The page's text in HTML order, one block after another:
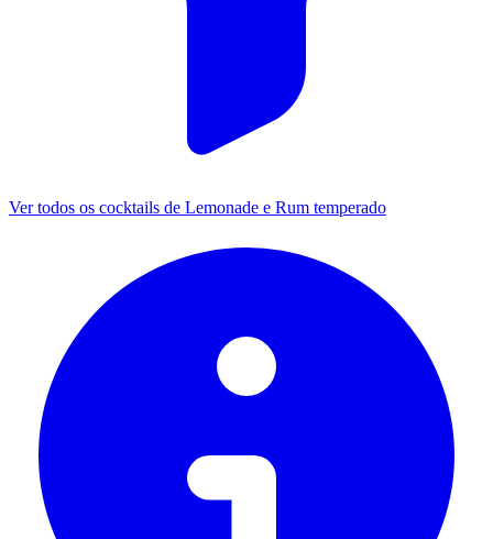
Ver todos os cocktails de Lemonade e Rum temperado